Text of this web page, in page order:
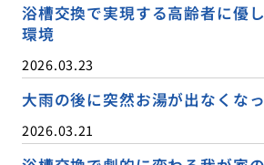
浴槽交換で実現する高齢者に優
環境
2026.03.23
大雨の後に突然お湯が出なくな
2026.03.21